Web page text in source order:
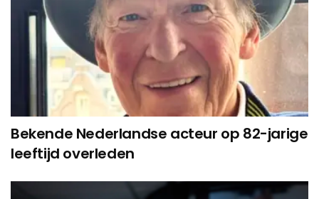
Bekende Nederlandse acteur op 82-jarige
leeftijd overleden